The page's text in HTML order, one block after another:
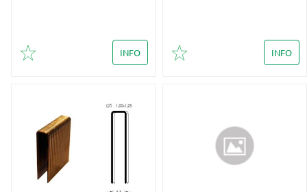
Lägg till i favoriter
INFO
Lägg till i favoriter
INFO